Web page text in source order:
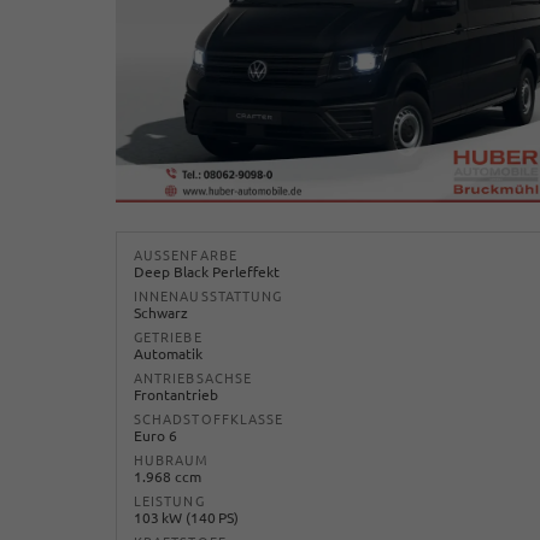
AUSSENFARBE
Deep Black Perleffekt
INNENAUSSTATTUNG
Schwarz
GETRIEBE
Automatik
ANTRIEBSACHSE
Frontantrieb
SCHADSTOFFKLASSE
Euro 6
HUBRAUM
1.968 ccm
LEISTUNG
103 kW (140 PS)